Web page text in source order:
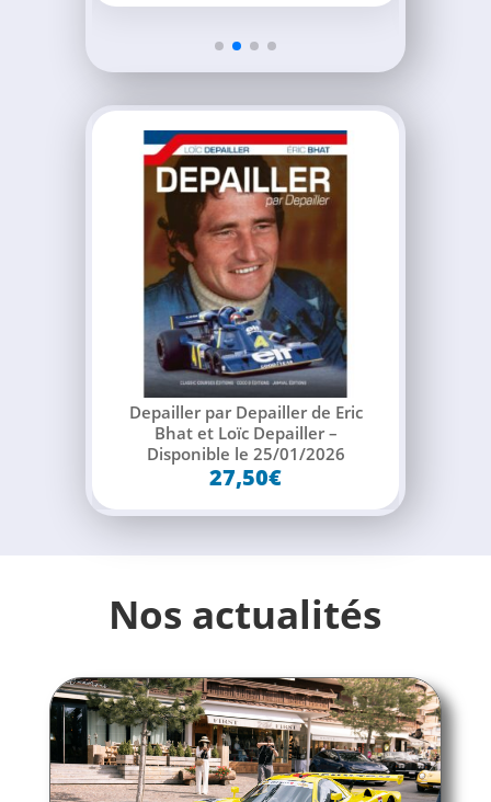
Depailler par Depailler de Eric
Bhat et Loïc Depailler –
Disponible le 25/01/2026
27,50€
Nos actualités